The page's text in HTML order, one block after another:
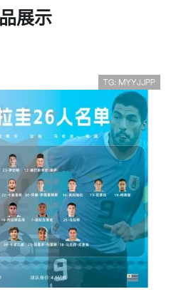
展示
顾：保住第二名进
32强